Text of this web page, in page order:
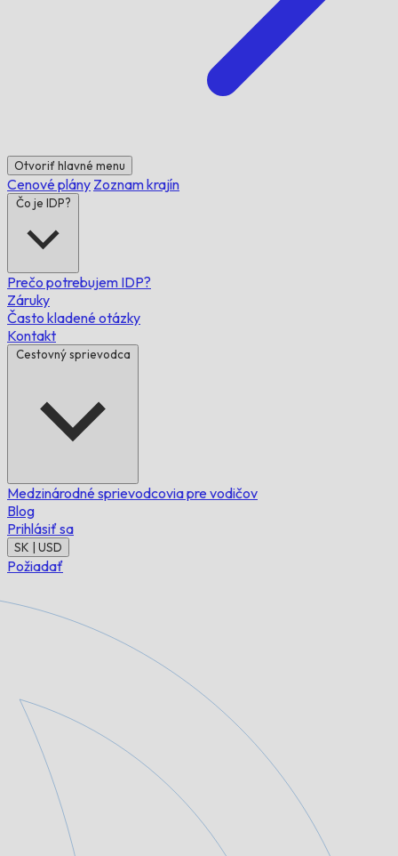
Otvoriť hlavné menu
Cenové plány Zoznam krajín
Čo je IDP?
Prečo potrebujem IDP?
Záruky
Často kladené otázky
Kontakt
Cestovný sprievodca
Medzinárodné sprievodcovia pre vodičov
Blog
Prihlásiť sa
SK | USD
Požiadať